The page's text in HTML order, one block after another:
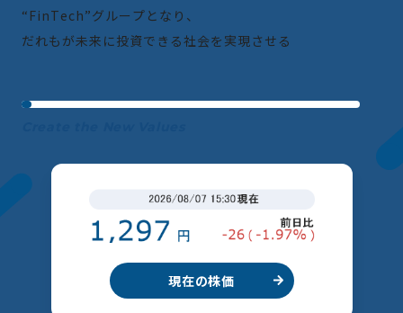
“ Fi nTech”グルー プ と な り 、
だれも が未来 に投資で き る社会を 実現さ せる
現在の株価